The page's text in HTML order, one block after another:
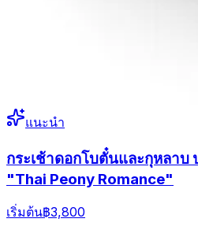
แนะนำ
กระเช้าดอกโบตั๋นและกุหลาบ
"Thai Peony Romance"
เริ่มต้น฿3,800